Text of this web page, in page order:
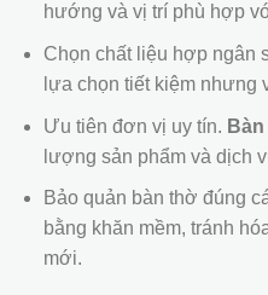
hướng và vị trí phù hợp
Chọn chất liệu hợp ngân
lựa chọn tiết kiệm nhưng
Ưu tiên đơn vị uy tín.
lượng sản phẩm và dịch
Bảo quản bàn thờ đúng
bằng khăn mềm, tránh
mới.